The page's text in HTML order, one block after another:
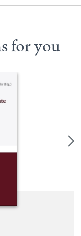
for you